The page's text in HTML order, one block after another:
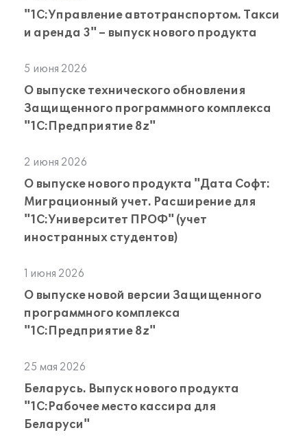
"1С:Управление автотранспортом. Такси
и аренда 3" – выпуск нового продукта
5 июня 2026
О выпуске технического обновления
Защищенного программного комплекса
"1С:Предприятие 8z"
2 июня 2026
О выпуске нового продукта "Дата Софт:
Миграционный учет. Расширение для
"1С:Университет ПРОФ" (учет
иностранных студентов)
1 июня 2026
О выпуске новой версии Защищенного
программного комплекса
"1С:Предприятие 8z"
25 мая 2026
Беларусь. Выпуск нового продукта
"1С:Рабочее место кассира для
Беларуси"